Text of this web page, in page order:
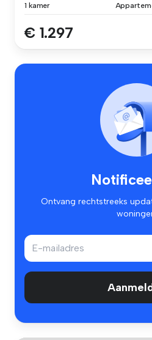
1 kamer
€ 1.297
Ontvang rechtstreeks